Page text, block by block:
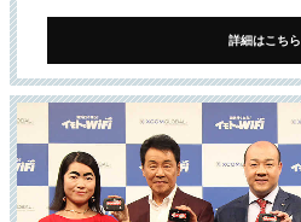
詳細はこちら